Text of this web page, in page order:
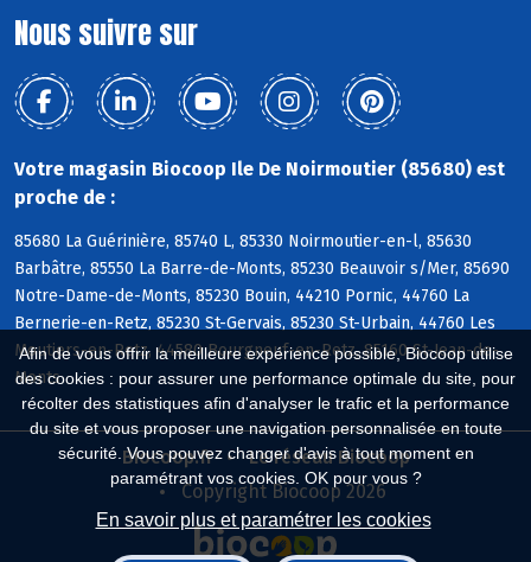
Afin de vous offrir la meilleure expérience possible, Biocoop utilise
des cookies : pour assurer une performance optimale du site, pour
récolter des statistiques afin d'analyser le trafic et la performance
du site et vous proposer une navigation personnalisée en toute
sécurité. Vous pouvez changer d'avis à tout moment en
paramétrant vos cookies. OK pour vous ?
En savoir plus et paramétrer les cookies
Nous suivre sur
Votre magasin Biocoop Ile De Noirmoutier (85680) est
proche de :
85680 La Guérinière, 85740 L, 85330 Noirmoutier-en-l, 85630
Barbâtre, 85550 La Barre-de-Monts, 85230 Beauvoir s/Mer, 85690
Notre-Dame-de-Monts, 85230 Bouin, 44210 Pornic, 44760 La
Bernerie-en-Retz, 85230 St-Gervais, 85230 St-Urbain, 44760 Les
Moutiers-en-Retz, 44580 Bourgneuf-en-Retz, 85160 St-Jean-de-
Monts
Biocoop.fr
Le réseau Biocoop
Copyright Biocoop 2026